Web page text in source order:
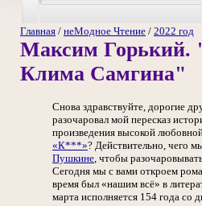
Главная / неМодное Чтение / 2022 год
Максим Горький.
Клима Самгина"
Снова здравствуйте, дорогие
разочаровал мой пересказ
произведения высокой
«К***»? Действительно, чего
Пушкине, чтобы
Сегодня мы с вами откроем
время был «нашим всё» в
марта исполняется 154 года со